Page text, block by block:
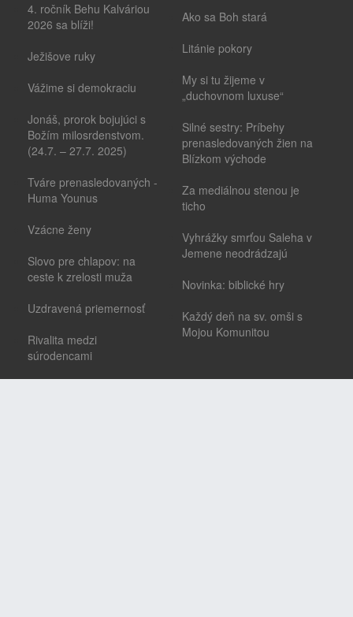
4. ročník Behu Kalváriou
2026 sa blíži!
Ježišove ruky
Vážime si demokraciu
Jonáš, prorok bojujúci s
Božím milosrdenstvom.
(24.7. – 27.7. 2025)
Tváre prenasledovaných -
Huma Younus
Vzácne ženy
Slovo pre chlapov: na
ceste k zrelosti muža
Uzdravená priemernosť
Rivalita medzi
súrodencami
Ako sa Boh stará
Litánie pokory
My si tu žijeme v
„duchovnom luxuse“
Silné sestry: Príbehy
prenasledovaných žien na
Blízkom východe
Za mediálnou stenou je
ticho
Vyhrážky smrťou Saleha v
Jemene neodrádzajú
Novinka: biblické hry
Každý deň na sv. omši s
Mojou Komunitou